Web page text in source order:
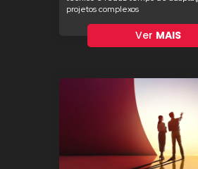
projetos complexos
Ver MAIS